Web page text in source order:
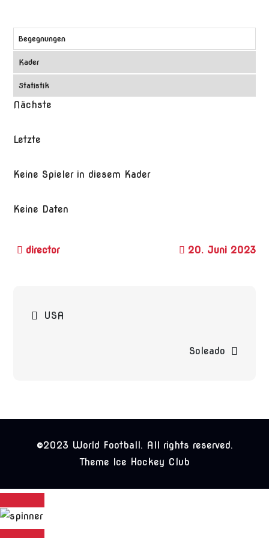
Begegnungen
Kader
Statistik
Nächste
Letzte
Keine Spieler in diesem Kader
Keine Daten
20. Juni 2023
Beitragsnavigation
USA
Soleado
©2023 World Football. All rights reserved.
Theme Ice Hockey Club